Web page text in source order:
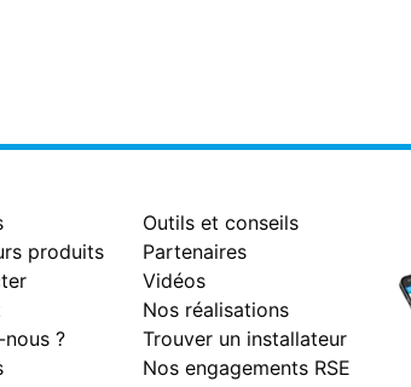
produits
?
Outils et conseils
Partenaires
Vidéos
Nos réalisations
Trouver un installateur
Nos engagements RSE